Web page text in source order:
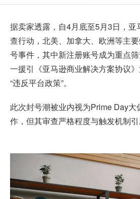
据卖家透露，自4月底至5月3日，亚
查行动，北美、加拿大、欧洲等主
号事件，其中新注册账号成为重点
一援引《亚马逊商业解决方案协议
“违反平台政策”。
此次封号潮被业内视为Prime Day大
作，但其审查严格程度与触发机制引